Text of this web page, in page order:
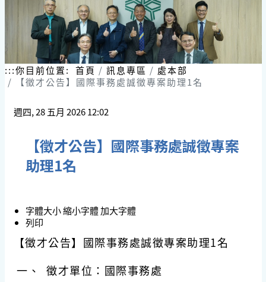
:::你目前位置: 首頁 訊息專區
處本部
【徵才公告】國際事務處誠徵專案助理1名
週四, 28 五月 2026 12:02
【徵才公告】國際事務處誠徵專案
助理1名
字體大小縮小字體加大字體
列印
【徵才公告】國際事務處誠徵專案助理1名
一、 徵才單位：國際事務處